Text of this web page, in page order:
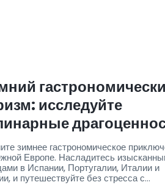
исследуйте
Европы
зимнее гастрономическое
Европе. Насладитесь
в Испании, Португалии, Италии и
и путешествуйте без стресса с